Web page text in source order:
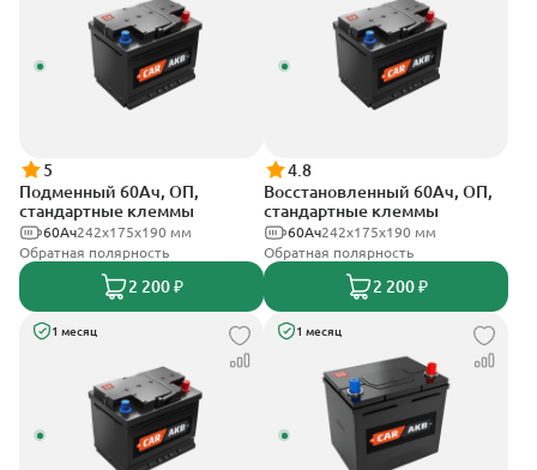
5
Подменный 60Ач, ОП,
стандартные клеммы
242х175х190 мм
60Ач
Обратная полярность
2 200 ₽
4.8
Восстановленный 60Ач, ОП,
стандартные клеммы
242х175х190 мм
60Ач
Обратная полярность
2 200 ₽
1 месяц 1 месяц